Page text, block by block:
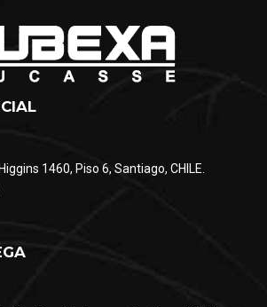
1460, Piso 6, Santiago, CHILE.